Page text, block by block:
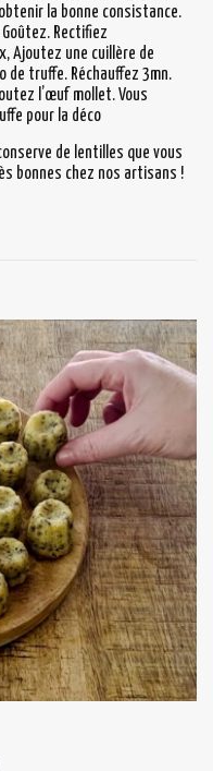
la bonne consistance.
Rectifiez
Ajoutez une cuillère de
de truffe. Réchauffez 3mn.
l’œuf mollet. Vous
pour la déco
de lentilles que vous
bonnes chez nos artisans !